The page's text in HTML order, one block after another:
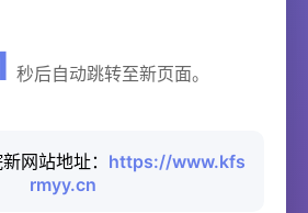
秒后自动跳转至新页面。
网站地址： https://www.kfs
rmyy.cn